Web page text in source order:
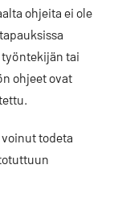
ohjeita ei ole
tai
ohjeet ovat
todeta